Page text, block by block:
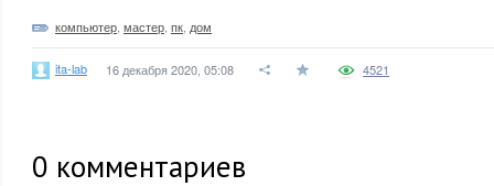
компьютер мастер пк дом
ita-lab 16 декабря 2020, 05:08 4521
0 комментариев